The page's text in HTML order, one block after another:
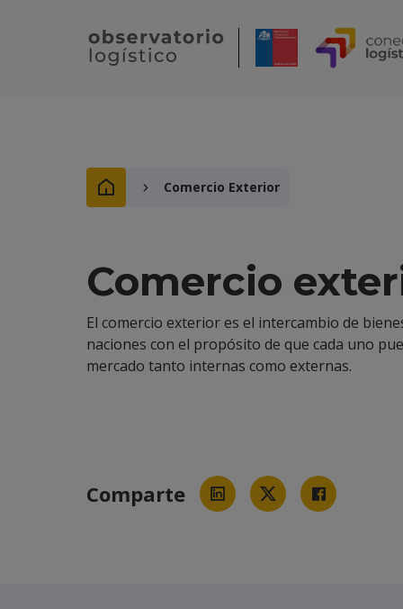
Comercio Exterior
Comercio
El comercio exterior es el intercambio de
naciones con el propósito de que cada uno
mercado tanto internas como externas.
Comparte